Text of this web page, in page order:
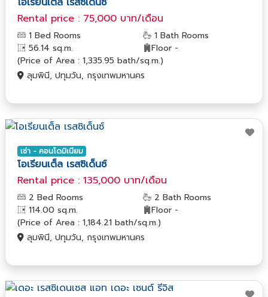
Rental price : 75,000 บาท/เดือน
1 Bed Rooms
1 Bath Rooms
56.14 sq.m.
Floor -
(Price of Area : 1,335.95 bath/sq.m.)
ลุมพินี, ปทุมวัน, กรุงเทพมหานคร
เช่า - คอนโดมิเนียม
โอเรียนเต็ล เรสซิเด็นซ์
Rental price : 135,000 บาท/เดือน
2 Bed Rooms
2 Bath Rooms
114.00 sq.m.
Floor -
(Price of Area : 1,184.21 bath/sq.m.)
ลุมพินี, ปทุมวัน, กรุงเทพมหานคร